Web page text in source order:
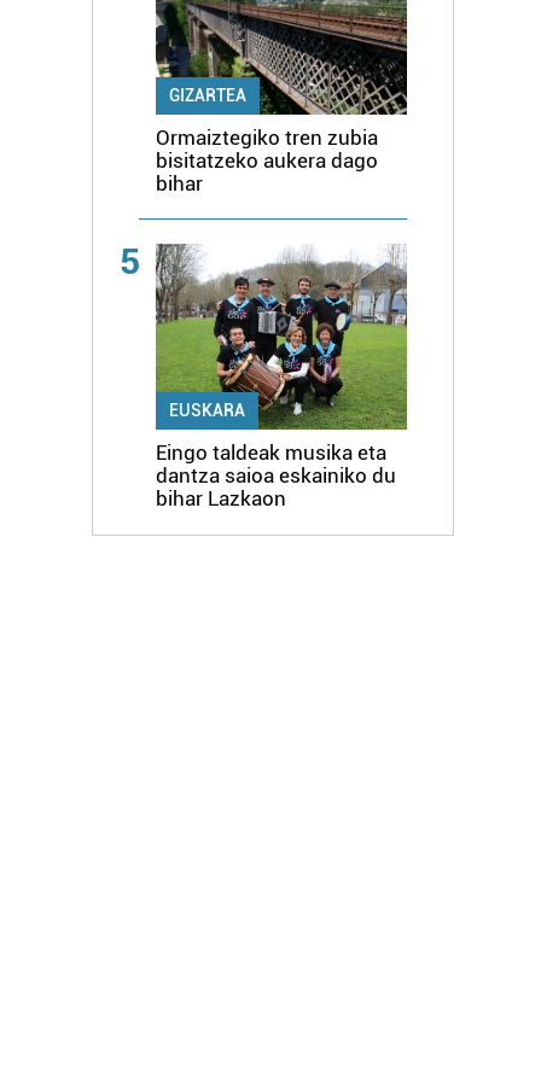
GIZARTEA
Ormaiztegiko tren zubia
bisitatzeko aukera dago
bihar
5
EUSKARA
Eingo taldeak musika eta
dantza saioa eskainiko du
bihar Lazkaon